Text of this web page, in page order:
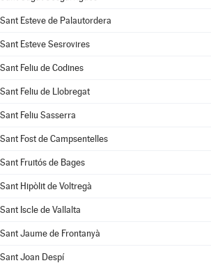
Sant Esteve de Palautordera
Sant Esteve Sesrovires
Sant Feliu de Codines
Sant Feliu de Llobregat
Sant Feliu Sasserra
Sant Fost de Campsentelles
Sant Fruitós de Bages
Sant Hipòlit de Voltregà
Sant Iscle de Vallalta
Sant Jaume de Frontanyà
Sant Joan Despí